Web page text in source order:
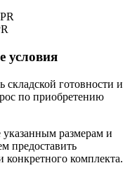
условия
готовности и
по приобретению
размерам и
предоставить
комплекта.